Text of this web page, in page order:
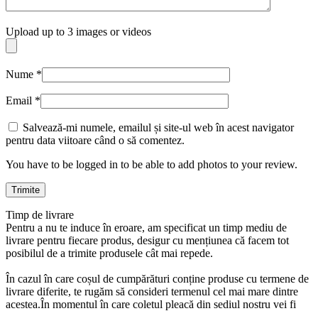
Upload up to 3 images or videos
Nume *
Email *
Salvează-mi numele, emailul și site-ul web în acest navigator
pentru data viitoare când o să comentez.
You have to be logged in to be able to add photos to your review.
Timp de livrare
Pentru a nu te induce în eroare, am specificat un timp mediu de
livrare pentru fiecare produs, desigur cu mențiunea că facem tot
posibilul de a trimite produsele cât mai repede.
În cazul în care coșul de cumpărături conține produse cu termene de
livrare diferite, te rugăm să consideri termenul cel mai mare dintre
acestea.În momentul în care coletul pleacă din sediul nostru vei fi